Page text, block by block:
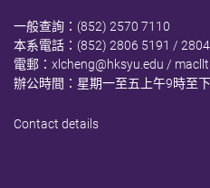
一般查詢：(852) 2570 7110
本系電話：(852) 2806 5191 /
電郵： xlcheng@hksyu.edu /
辦公時間：星期一至五上午9時至
Contact details